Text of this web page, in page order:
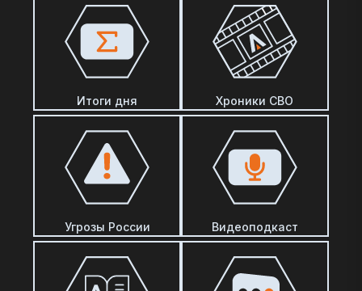
Итоги дня Хроники СВО
Угрозы России Видеоподкаст